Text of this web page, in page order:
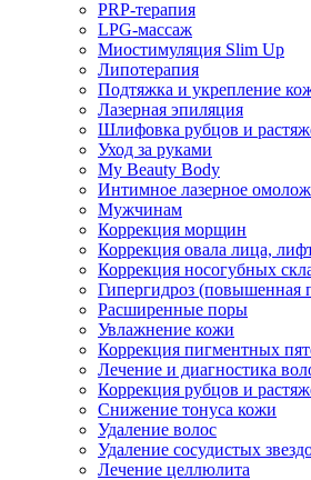
PRP-терапия
LPG-массаж
Миостимуляция Slim Up
Липотерапия
Подтяжка и укрепление
Лазерная эпиляция
Шлифовка рубцов и
Уход за руками
My Beauty Body
Интимное лазерное
Мужчинам
Коррекция морщин
Коррекция овала лица,
Коррекция носогубных
Гипергидроз (повышенная
Расширенные поры
Увлажнение кожи
Коррекция пигментных
Лечение и диагностика
Коррекция рубцов и
Снижение тонуса кожи
Удаление волос
Удаление сосудистых
Лечение целлюлита